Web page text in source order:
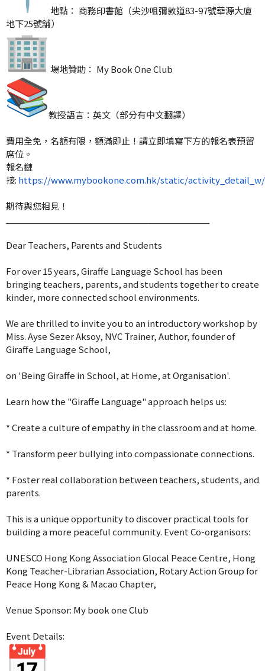
地點： 商務印書館（尖沙咀彌敦道83-97號華源大廈
地下25號舖）
場地贊助： My Book One Club
教授語言：英文（部分有中文翻譯）
費用全免，名額有限，額滿即止！ 請立即填寫下方的報名表預留
席位。
報名鏈
接: https://www.mybookone.com.hk/static/activity_detail_w/
期待與您相見！
Dear Teachers, Parents and Students
For over 15 years, Giraffe Language School has been
bringing teachers, parents, and students together to create
kinder, more connected school environments.
We are thrilled to invite you to an introductory workshop by
Miss. Ayse Sezer Aksoy, NVC Trainer, Author, founder of
Giraffe Language School,
on 'Being Giraffe in School, at Home, at Organisation'.
Learn how the "Giraffe Language" approach helps us:
* Create a culture of empathy in the classroom and at home.
* Transform peer bullying into compassionate connections.
* Foster real collaboration between teachers, students, and
parents.
This is a unique opportunity to discover practical tools for
building a more peaceful community. Event Co-organisors:
UNESCO Hong Kong Association Glocal Peace Centre, Hong
Kong Teacher-Librarian Association, Rotary Action Group for
Peace Hong Kong & Macao Chapter,
Venue Sponsor: My book one Club
Event Details: